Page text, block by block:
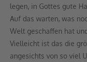
legen, in Gottes gute
Auf das warten, was
Welt geschaffen hat
Vielleicht ist das die
angesichts von so viel